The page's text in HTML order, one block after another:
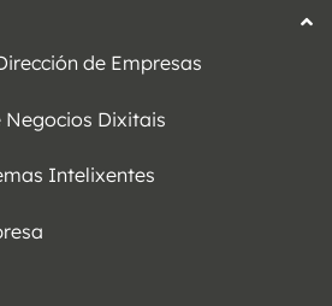
de Empresas
Dixitais
Intelixentes